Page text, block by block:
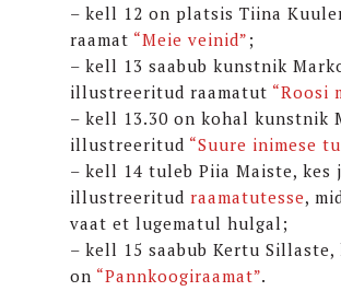
– kell 12 on platsis Tiina
raamat “Meie veinid” ;
– kell 13 saabub kunstnik
illustreeritud raamatut “Roosi
– kell 13.30 on kohal kunstnik
illustreeritud “Suure inimese
– kell 14 tuleb Piia Maiste,
illustreeritud raamatutesse,
vaat et lugematul hulgal;
– kell 15 saabub Kertu
on “Pannkoogiraamat”.